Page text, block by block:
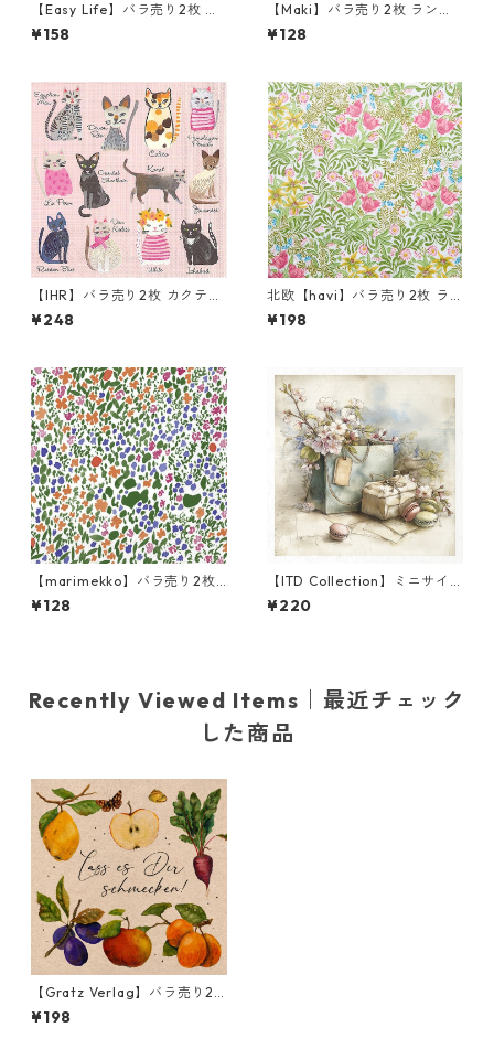
【Easy Life】バラ売り2枚 ラ
ンチサイズ ペーパーナプキン
LES FLEURS オフホワイト
¥158
【Maki】バラ売り2枚 ランチ
サイズ ペーパーナプキン Kuja
wy Pattern ブルー
¥128
【IHR】バラ売り2枚 カクテル
サイズ ペーパーナプキン CO
OL CATS ピンク
¥248
北欧【havi】バラ売り2枚 ラ
ンチサイズ ペーパーナプキン
Bower グリーン William Mor
¥198
【marimekko】バラ売り2枚
ランチサイズ ペーパーナプキ
ン RANTANIITTY グリーン
¥128
【ITD Collection】ミニサイ
ズ ライスペーパー RSM2444
デコパージュ
¥220
Recently Viewed Items｜最近チェック
した商品
【Gratz Verlag】バラ売り2
枚 ランチサイズ ペーパーナプ
キン Bauerngarten ナチュラ
¥198